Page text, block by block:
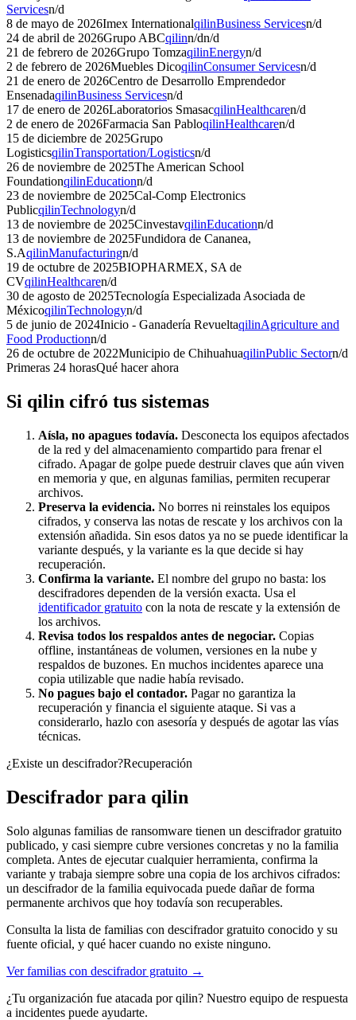
Servicesn/d
8 de mayo de 2026Imex InternationalqilinBusiness Servicesn/d
24 de abril de 2026Grupo ABCqilinn/dn/d
21 de febrero de 2026Grupo TomzaqilinEnergyn/d
2 de febrero de 2026Muebles DicoqilinConsumer Servicesn/d
21 de enero de 2026Centro de Desarrollo Emprendedor
EnsenadaqilinBusiness Servicesn/d
17 de enero de 2026Laboratorios SmasacqilinHealthcaren/d
2 de enero de 2026Farmacia San PabloqilinHealthcaren/d
15 de diciembre de 2025Grupo
LogisticsqilinTransportation/Logisticsn/d
26 de noviembre de 2025The American School
FoundationqilinEducationn/d
23 de noviembre de 2025Cal-Comp Electronics
PublicqilinTechnologyn/d
13 de noviembre de 2025CinvestavqilinEducationn/d
13 de noviembre de 2025Fundidora de Cananea,
S.AqilinManufacturingn/d
19 de octubre de 2025BIOPHARMEX, SA de
CVqilinHealthcaren/d
30 de agosto de 2025Tecnología Especializada Asociada de
MéxicoqilinTechnologyn/d
5 de junio de 2024Inicio - Ganadería RevueltaqilinAgriculture and
Food Productionn/d
26 de octubre de 2022Municipio de ChihuahuaqilinPublic Sectorn/d
Primeras 24 horasQué hacer ahora
Si qilin cifró tus sistemas
Aísla, no apagues todavía. Desconecta los equipos afectados
de la red y del almacenamiento compartido para frenar el
cifrado. Apagar de golpe puede destruir claves que aún viven
en memoria y que, en algunas familias, permiten recuperar
archivos.
Preserva la evidencia. No borres ni reinstales los equipos
cifrados, y conserva las notas de rescate y los archivos con la
extensión añadida. Sin esos datos ya no se puede identificar la
variante después, y la variante es la que decide si hay
recuperación.
Confirma la variante. El nombre del grupo no basta: los
descifradores dependen de la versión exacta. Usa el
identificador gratuito con la nota de rescate y la extensión de
los archivos.
Revisa todos los respaldos antes de negociar. Copias
offline, instantáneas de volumen, versiones en la nube y
respaldos de buzones. En muchos incidentes aparece una
copia utilizable que nadie había revisado.
No pagues bajo el contador. Pagar no garantiza la
recuperación y financia el siguiente ataque. Si vas a
considerarlo, hazlo con asesoría y después de agotar las vías
técnicas.
¿Existe un descifrador?Recuperación
Descifrador para qilin
Solo algunas familias de ransomware tienen un descifrador gratuito
publicado, y casi siempre cubre versiones concretas y no la familia
completa. Antes de ejecutar cualquier herramienta, confirma la
variante y trabaja siempre sobre una copia de los archivos cifrados:
un descifrador de la familia equivocada puede dañar de forma
permanente archivos que hoy todavía son recuperables.
Consulta la lista de familias con descifrador gratuito conocido y su
fuente oficial, y qué hacer cuando no existe ninguno.
Ver familias con descifrador gratuito →
¿Tu organización fue atacada porqilin? Nuestro equipo de respuesta
a incidentes puede ayudarte.